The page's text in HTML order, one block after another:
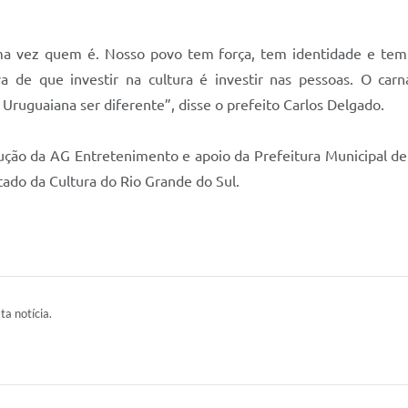
vez quem é. Nosso povo tem força, tem identidade e
de que investir na cultura é investir nas pessoas. O
ser diferente”, disse o prefeito Carlos Delgado.
da AG Entretenimento e apoio da Prefeitura Municipal
da Cultura do Rio Grande do Sul.
notícia.